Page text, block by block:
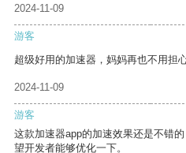
2024-11-09
游客
超级好用的加速器，妈妈再也不用担
2024-11-09
游客
这款加速器app的加速效果还是不错
望开发者能够优化一下。